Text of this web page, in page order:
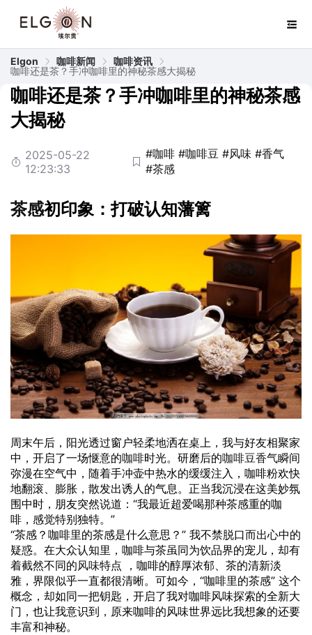
Elgon 咖啡新闻
咖啡资讯
咖啡还是茶？手冲咖啡里的神秘茶感大揭秘
咖啡还是茶？手冲咖啡里的神秘茶感
大揭秘
2025-05-22
12:23:33
#咖啡 #咖啡豆 #风味 #香气
#茶感
茶感初印象：打破认知藩篱
周末午后，阳光透过窗户轻柔地洒在桌上，我与好友相聚家
中，开启了一场惬意的咖啡时光。研磨后的咖啡豆香气瞬间
弥漫在空气中，随着手冲壶中热水的缓缓注入，咖啡粉欢快
地翻滚、膨胀，散发出诱人的气息。正当我沉浸在这美妙氛
围中时，朋友突然说道：“我最近超爱喝那种茶感重的咖
啡，感觉特别独特。”
“茶感？咖啡里的茶感是什么意思？” 我不禁脱口而出心中的
疑惑。在大众认知里，咖啡与茶虽同为饮品界的宠儿，却有
着截然不同的风味特点 ，咖啡的醇厚浓郁、茶的清新淡
雅，界限似乎一直都很清晰。可如今，“咖啡里的茶感” 这个
概念，却如同一把钥匙，开启了我对咖啡风味探索的全新大
门，也让我意识到，原来咖啡的风味世界远比我想象的还要
丰富和神秘。